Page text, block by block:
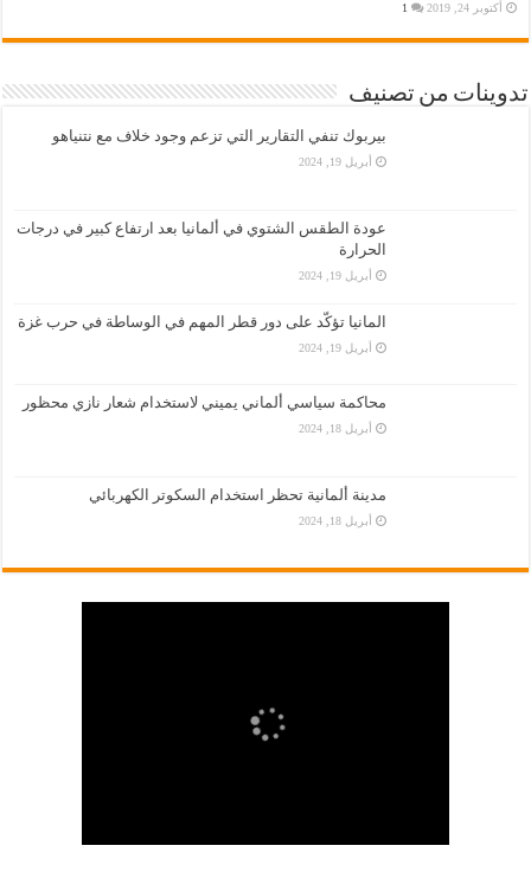
أكتوبر 24, 2019 1
تدوينات من تصنيف
بيربوك تنفي التقارير التي تزعم وجود خلاف مع نتنياهو
أبريل 19, 2024
عودة الطقس الشتوي في ألمانيا بعد ارتفاع كبير في درجات
الحرارة
أبريل 19, 2024
المانيا تؤكّد على دور قطر المهم في الوساطة في حرب غزة
أبريل 19, 2024
محاكمة سياسي ألماني يميني لاستخدام شعار نازي محظور
أبريل 18, 2024
مدينة ألمانية تحظر استخدام السكوتر الكهربائي
أبريل 18, 2024